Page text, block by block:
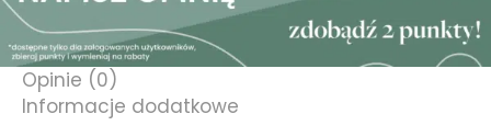
Opinie (0)
Informacje dodatkowe